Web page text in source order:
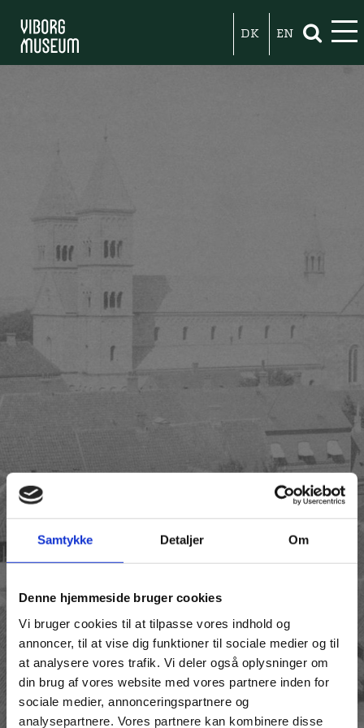
Samtykke Detaljer Om
Denne hjemmeside bruger cookies
Vi bruger cookies til at tilpasse vores indhold og
annoncer, til at vise dig funktioner til sociale medier og til
at analysere vores trafik. Vi deler også oplysninger om
din brug af vores website med vores partnere inden for
sociale medier, annonceringspartnere og
analysepartnere. Vores partnere kan kombinere disse
DK EN